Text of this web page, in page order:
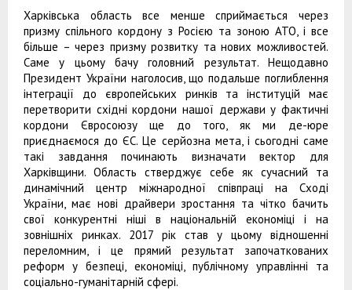
Харківська область все менше сприймається через
призму спільного кордону з Росією та зоною АТО, і все
більше – через призму розвитку та нових можливостей.
Саме у цьому бачу головний результат. Нещодавно
Президент України наголосив, що подальше поглиблення
інтеграції до європейських ринків та інституцій має
перетворити східні кордони нашої держави у фактичні
кордони Євросоюзу ще до того, як ми де-юре
приєднаємося до ЄС. Це серйозна мета, і сьогодні саме
такі завдання починають визначати вектор для
Харківщини. Область стверджує себе як сучасний та
динамічний центр міжнародної співпраці на Сході
України, має нові драйвери зростання та чітко бачить
свої конкурентні ніші в національній економіці і на
зовнішніх ринках. 2017 рік став у цьому відношенні
переломним, і це прямий результат започаткованих
реформ у безпеці, економіці, публічному управлінні та
соціально-гуманітарній сфері.